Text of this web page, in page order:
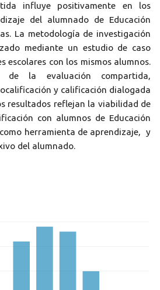
influye positivamente en los
del alumnado de Educación
La metodología de investigación
mediante un estudio de caso
con los mismos alumnos.
de la evaluación compartida,
y calificación dialogada
resultados reflejan la viabilidad de
con alumnos de Educación
herramienta de aprendizaje, y
del alumnado.